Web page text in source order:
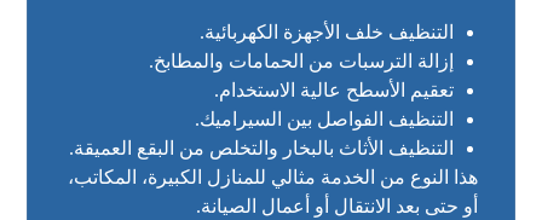
التنظيف خلف الأجهزة الكهربائية.
إزالة الترسبات من الحمامات والمطابخ.
تعقيم الأسطح عالية الاستخدام.
التنظيف الفواصل بين السيراميك.
التنظيف الأثاث بالبخار والتخلص من البقع العميقة.
هذا النوع من الخدمة مثالي للمنازل الكبيرة، المكاتب،
أو حتى بعد الانتقال أو أعمال الصيانة.